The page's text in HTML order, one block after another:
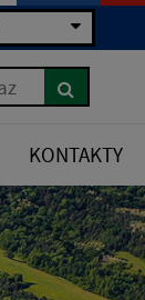
KONTAKTY